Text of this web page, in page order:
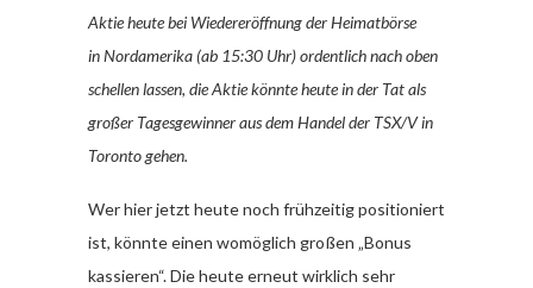
Aktie heute bei Wiedereröffnung der Heimatbörse
in Nordamerika (ab 15:30 Uhr) ordentlich nach oben
schellen lassen, die Aktie könnte heute in der Tat als
großer Tagesgewinner aus dem Handel der TSX/V in
Toronto gehen.
Wer hier jetzt heute noch frühzeitig positioniert
ist, könnte einen womöglich großen „Bonus
kassieren“. Die heute erneut wirklich sehr